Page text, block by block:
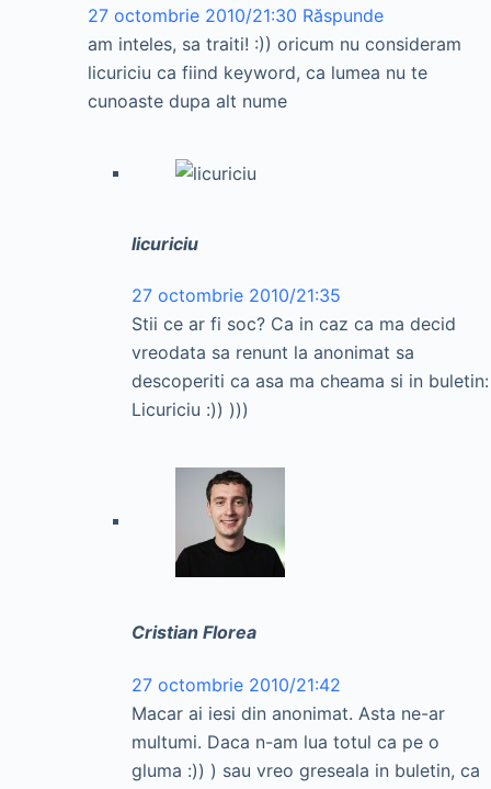
27 octombrie 2010/21:30 Răspunde
am inteles, sa traiti! :)) oricum nu consideram
licuriciu ca fiind keyword, ca lumea nu te
cunoaste dupa alt nume
licuriciu
27 octombrie 2010/21:35
Stii ce ar fi soc? Ca in caz ca ma decid
vreodata sa renunt la anonimat sa
descoperiti ca asa ma cheama si in buletin:
Licuriciu :)) )))
Cristian Florea
27 octombrie 2010/21:42
Macar ai iesi din anonimat. Asta ne-ar
multumi. Daca n-am lua totul ca pe o
gluma :)) ) sau vreo greseala in buletin, ca